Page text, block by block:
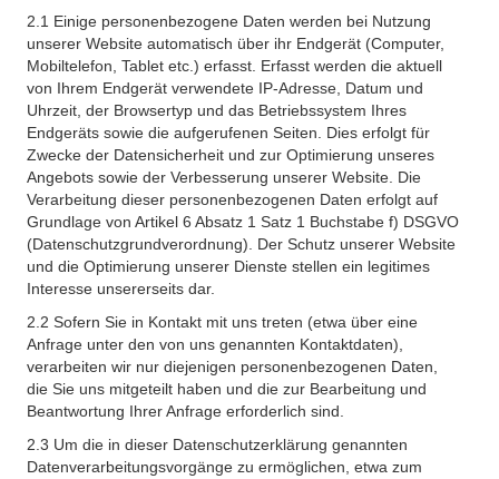
2.1 Einige personenbezogene Daten werden bei Nutzung
unserer Website automatisch über ihr Endgerät (Computer,
Mobiltelefon, Tablet etc.) erfasst. Erfasst werden die aktuell
von Ihrem Endgerät verwendete IP-Adresse, Datum und
Uhrzeit, der Browsertyp und das Betriebssystem Ihres
Endgeräts sowie die aufgerufenen Seiten. Dies erfolgt für
Zwecke der Datensicherheit und zur Optimierung unseres
Angebots sowie der Verbesserung unserer Website. Die
Verarbeitung dieser personenbezogenen Daten erfolgt auf
Grundlage von Artikel 6 Absatz 1 Satz 1 Buchstabe f) DSGVO
(Datenschutzgrundverordnung). Der Schutz unserer Website
und die Optimierung unserer Dienste stellen ein legitimes
Interesse unsererseits dar.
2.2 Sofern Sie in Kontakt mit uns treten (etwa über eine
Anfrage unter den von uns genannten Kontaktdaten),
verarbeiten wir nur diejenigen personenbezogenen Daten,
die Sie uns mitgeteilt haben und die zur Bearbeitung und
Beantwortung Ihrer Anfrage erforderlich sind.
2.3 Um die in dieser Datenschutzerklärung genannten
Datenverarbeitungsvorgänge zu ermöglichen, etwa zum